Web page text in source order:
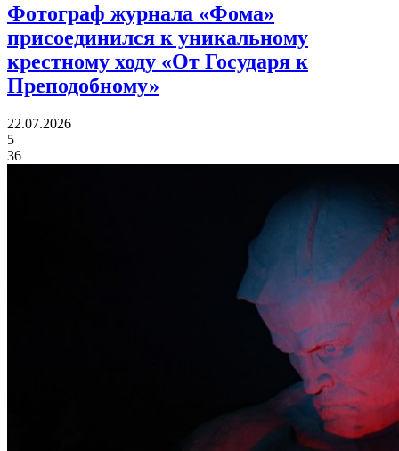
Фотограф журнала «Фома»
присоединился к уникальному
крестному ходу «От Государя к
Преподобному»
22.07.2026
5
36